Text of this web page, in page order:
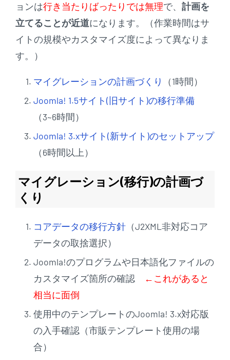
ョンは行き当たりばったりでは無理で、 計画を
立てることが近道になります。（作業時間はサ
イトの規模やカスタマイズ度によって異なりま
す。）
マイグレーションの計画づくり
（1時間）
Joomla! 1.5サイト(旧サイト)の移行準備
（3~6時間）
Joomla! 3.xサイト(新サイト)のセットアップ
（6時間以上）
マイグレーション(移行)の計画づ
くり
コアデータの移行方針 （J2XML非対応コア
データの取捨選択）
Joomla!のプログラムや日本語化ファイルの
カスタマイズ箇所の確認
←これがあると
相当に面倒
使用中のテンプレートのJoomla! 3.x対応版
の入手確認（市販テンプレート使用の場
合）